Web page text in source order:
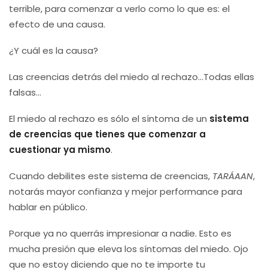
terrible, para comenzar a verlo como lo que es: el
efecto de una causa.
¿Y cuál es la causa?
Las creencias detrás del miedo al rechazo…Todas ellas
falsas…
El miedo al rechazo es sólo el síntoma de un sistema
de creencias que tienes que comenzar a
cuestionar ya mismo.
Cuando debilites este sistema de creencias, TARÁAAN,
notarás mayor confianza y mejor performance para
hablar en público.
Porque ya no querrás impresionar a nadie. Esto es
mucha presión que eleva los síntomas del miedo. Ojo
que no estoy diciendo que no te importe tu